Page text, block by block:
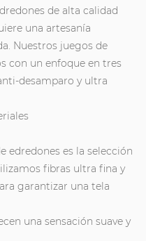
de alta calidad
una artesanía
Nuestros juegos de
con un enfoque en tres
desamparo y ultra
edredones es la selección
fibras ultra fina y
garantizar una tela
una sensación suave y